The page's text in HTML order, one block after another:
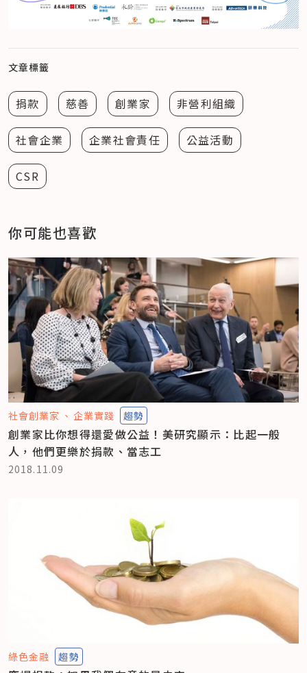
文章標籤
捐款 慈善 創業家 非營利組織
社會企業 企業社會責任 公益活動
CSR
你可能也喜歡
社會創業家 企業實踐 趨勢
創業家比你想得還愛做公益！美研究顯示：比起一般
人，他們更樂於捐款、當志工
2018.11.09
綠色金融 趨勢